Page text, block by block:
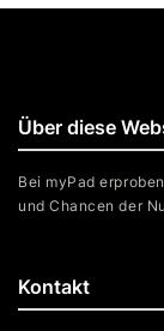
Kontakt
Über diese
Bei myPad
und Chancen der